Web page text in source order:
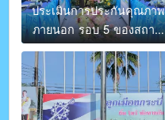
ประเมินการประกันคุณภาพ
ภายนอก รอบ 5 ของสถาน
ศึกษา